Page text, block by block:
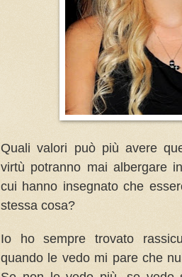
Quali valori può più avere
virtù potranno mai albergare
cui hanno insegnato che
stessa cosa?
Io ho sempre trovato
quando le vedo mi pare che